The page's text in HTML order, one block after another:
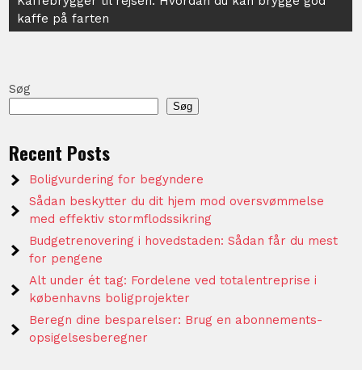
kaffe på farten
Søg
Søg
Recent Posts
Boligvurdering for begyndere
Sådan beskytter du dit hjem mod oversvømmelse
med effektiv stormflodssikring
Budgetrenovering i hovedstaden: Sådan får du mest
for pengene
Alt under ét tag: Fordelene ved totalentreprise i
københavns boligprojekter
Beregn dine besparelser: Brug en abonnements-
opsigelsesberegner